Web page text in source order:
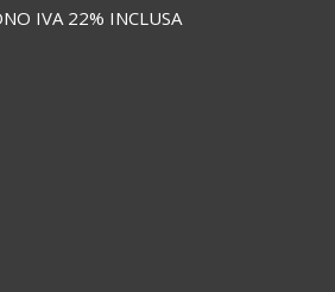
IVA 22% INCLUSA